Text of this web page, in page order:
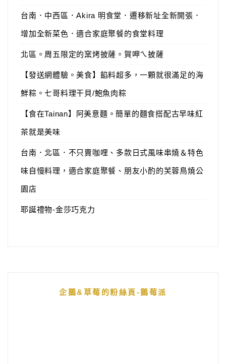
台南．中西區．Akira 明食堂．遷移新址全新開張．
增加全新菜色．適合家庭聚餐的食堂料理
北區。周五限定的窯烤披薩。賀呷ㄟ披薩
【發送網體驗。美食】餡料超多，一顆就很滿足的海
鮮粽。七哥料理干貝/鮑魚肉粽
【食在Tainan】阿美意麵。簡單的麵食搭配古早味紅
茶就是美味
台南．北區．不只賣咖哩、多款日式風味串燒＆特色
味自慢料理，適合家庭聚餐、朋友小酌的芙蓉鳥燒公
園店
耶誕禮物-金莎巧克力
企鵝&草莓的粉絲頁-鵝莓派